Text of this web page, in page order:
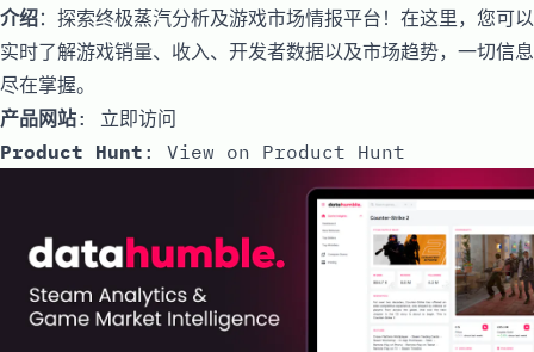
介绍：探索终极蒸汽分析及游戏市场情报平台！在这里，您可以
实时了解游戏销量、收入、开发者数据以及市场趋势，一切信息
尽在掌握。
产品网站: 立即访问
Product Hunt : View on Product Hunt